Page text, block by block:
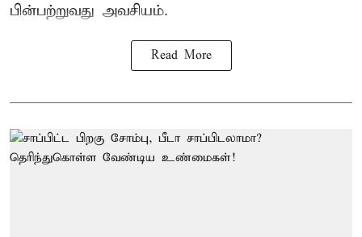
பின்பற்றுவது அவசியம்.
Read More